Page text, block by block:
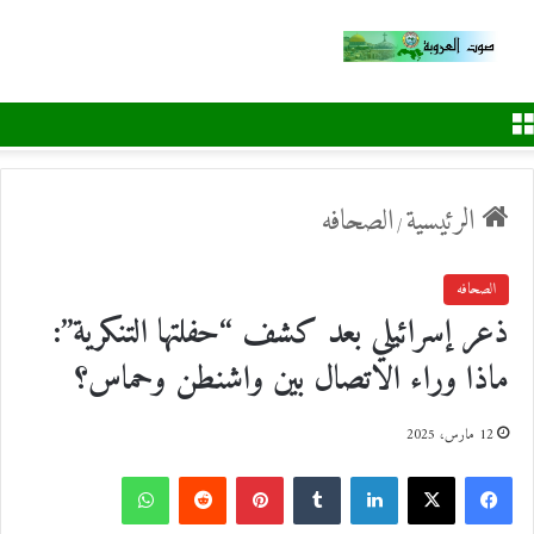
الرئيسية/الصحافه
الصحافه
ذعر إسرائيلي بعد كشف “حفلتها التنكرية”:
ماذا وراء الاتصال بين واشنطن وحماس؟
12 مارس، 2025